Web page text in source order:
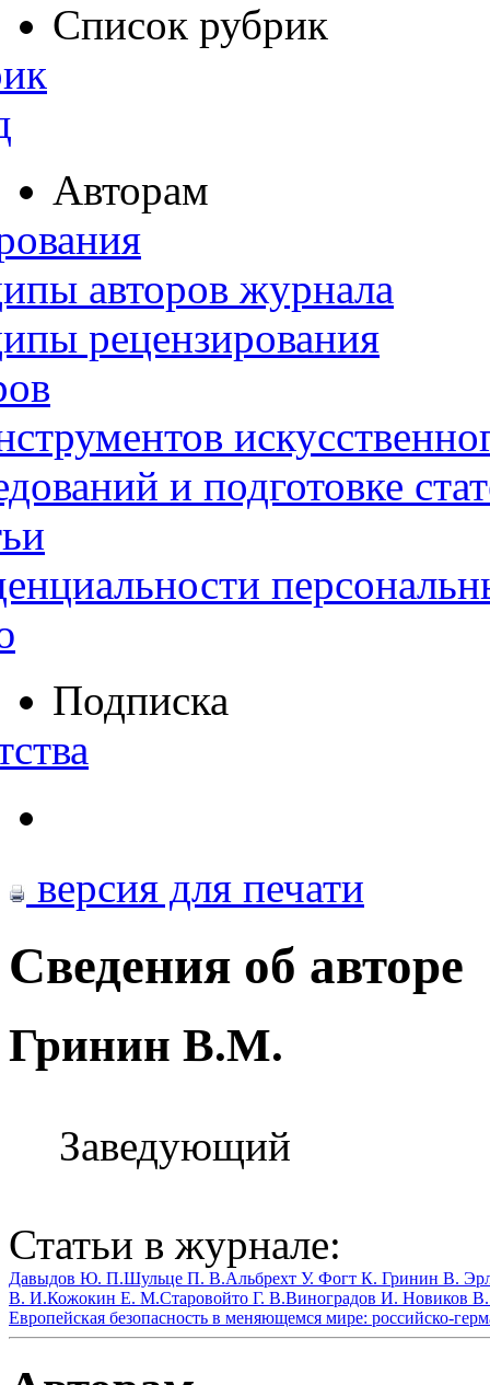
Список рубрик
Авторам
авторов журнала
рецензирования
и подготовке
Подписка
версия для печати
Сведения об авторе
Гринин В.М.
Заведующий
Статьи в журнале:
Давыдов Ю. П.Шульце П. В.Альбрехт У. Фогт К. Гринин В.
В. И.Кожокин Е. М.Старовойто Г. В.Виноградов И. Новиков
Европейская безопасность в меняющемся мире: российско-